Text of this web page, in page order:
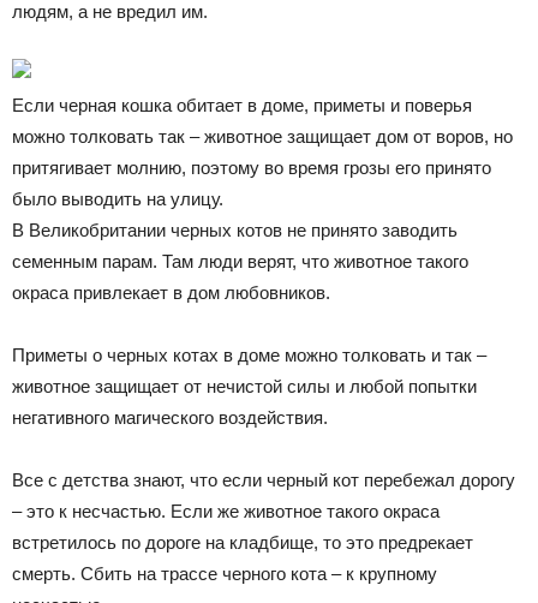
людям, а не вредил им.
Если черная кошка обитает в доме, приметы и поверья
можно толковать так – животное защищает дом от воров, но
притягивает молнию, поэтому во время грозы его принято
было выводить на улицу.
В Великобритании черных котов не принято заводить
семенным парам. Там люди верят, что животное такого
окраса привлекает в дом любовников.
Приметы о черных котах в доме можно толковать и так –
животное защищает от нечистой силы и любой попытки
негативного магического воздействия.
Все с детства знают, что если черный кот перебежал дорогу
– это к несчастью. Если же животное такого окраса
встретилось по дороге на кладбище, то это предрекает
смерть. Сбить на трассе черного кота – к крупному